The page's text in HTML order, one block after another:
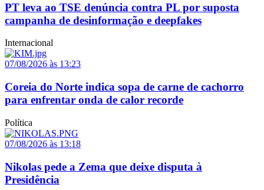
PT leva ao TSE denúncia contra PL por suposta
campanha de desinformação e deepfakes
Internacional
07/08/2026 às 13:23
Coreia do Norte indica sopa de carne de cachorro
para enfrentar onda de calor recorde
Política
07/08/2026 às 13:18
Nikolas pede a Zema que deixe disputa à
Presidência